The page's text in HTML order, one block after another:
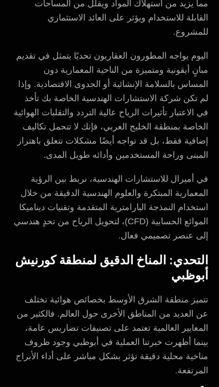
مما يزيد من استهلاك المواد ويقلل من المساحات
القابلة للاستخدام ويؤثر على العائد الاستثماري
للمشروع.
اليوم يواجه المطورون العقاريون تحديًا يتمثل في تقديم
مبانٍ أيقونية ومتميزة من الناحية المعمارية دون
المساس بالسلامة الإنشائية أو الجدوى الاقتصادية. وإذا
لم تكن شركة الاستشارات الهندسية الخاصة بك تأخذ
في الاعتبار تأثيرات الرياح عالية التردد والتقلبات الهوائية
الخاصة بمنطقة الخليج العربي، فإنك لا تتحمل تكاليف
إضافية فقط، بل قد تواجه أيضًا مشكلات تتعلق باهتزاز
المبنى وراحة المستخدمين وأدائه طويل المدى.
في أميرال للاستشارات الهندسية، نربط بين الرؤية
المعمارية المبتكرة والعلوم الهندسية الدقيقة من خلال
استخدام النمذجة البارامترية المتقدمة وتقنيات ديناميكا
الموائع الحسابية (CFD)، لتحويل الرياح من تحدٍ هندسي
إلى عنصر تصميمي فعال.
التحدي: المناخ الدقيق لمنطقة كورنيش
أبوظبي
تتميز منطقة الشرق الأوسط بخصائص هوائية تختلف
عن العديد من المناطق الأخرى حول العالم. فالكثير من
المعايير العالمية تعتمد على تصنيفات تضاريس عامة،
بينما أظهرت خبرتنا العملية في أبوظبي وجود ظروف
مناخية محلية دقيقة تؤثر بشكل مباشر على أداء الأبراج
المرتفعة.